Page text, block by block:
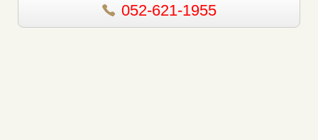
052-621-1955